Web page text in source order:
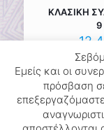
ΚΛΑΣΙΚΗ
9
Εμείς και οι
πρόσβαση